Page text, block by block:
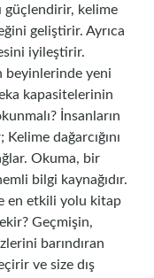
güçlendirir, kelime
geliştirir. Ayrıca
iyileştirir.
beyinlerinde yeni
kapasitelerinin
İnsanların
dağarcığını
Okuma, bir
bilgi kaynağıdır.
en etkili yolu kitap
Geçmişin,
barındıran
ve size dış